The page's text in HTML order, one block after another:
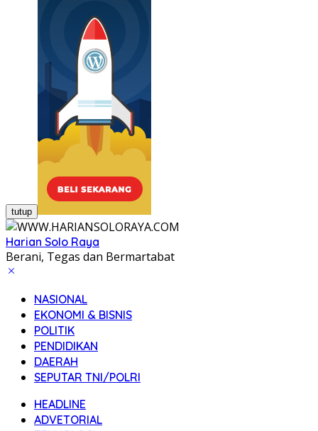
tutup
Harian Solo Raya
Berani, Tegas dan Bermartabat
NASIONAL
EKONOMI & BISNIS
POLITIK
PENDIDIKAN
DAERAH
SEPUTAR TNI/POLRI
HEADLINE
ADVETORIAL